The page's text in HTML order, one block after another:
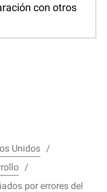
con otros
Unidos
por errores del